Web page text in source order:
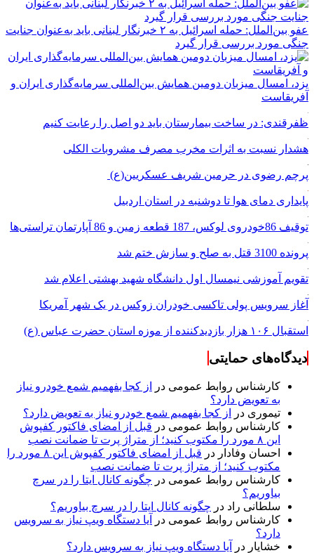
عفو بین‌الملل: حمله اسرائیل به ۲ خبرنگار لبنانی باید به‌عنوان جنایت
جنگی مورد بررسی قرار گیرد
یزد، امسال میزبان دومین همایش بین‌المللی سرمایه‌گذاری ایران و
آفریقاست
ظفرقندی: در ساخت بیمارستان باید دو اصل را رعایت کنیم
هشدار نسبت به اثرات مخرب مصرف مشروبات الکلی
پرچم رضوی در حرمین شریف عسکریین(ع)
پایداری دمای هوا تا دوشنبه در استان اردبیل
توقیف 86خودروی لوکس، 187 قطعه زمین و 86 آپارتمان تراستی‌ها
پرونده 3100 قتل به صلح و سازش ختم شد
تقویم آموزشی نیمسال اول دانشگاه شهید بهشتی اعلام شد
آغاز سرویس پولی تاکسی خودران زوکس در یک شهر آمریکا
استقبال ۱۰۶ هزار بازدیدکننده از موزه استان حضرت عباس (ع)
دیدگاه‌های حمایتی
کارشناس روابط عمومی در
از کجا بفهمیم شمع خودرو نیاز
به تعویض دارد؟
تیموری در
از کجا بفهمیم شمع خودرو نیاز به تعویض دارد؟
کارشناس روابط عمومی در قبل از امضای فاکتور کفپوش
این ۸ مورد را مکتوب کنید؛ از متراژ پرت تا ضمانت نصب
احسان وفادار در
قبل از امضای فاکتور کفپوش این ۸ مورد را
مکتوب کنید؛ از متراژ پرت تا ضمانت نصب
کارشناس روابط عمومی در چگونه کانال ایتا را در سرچ
بیاوریم؟
سلطانی راد در چگونه کانال ایتا را در سرچ بیاوریم؟
کارشناس روابط عمومی در
آیا دستگاه ویپ نیاز به سرویس
دارد؟
خشایار در آیا دستگاه ویپ نیاز به سرویس دارد؟